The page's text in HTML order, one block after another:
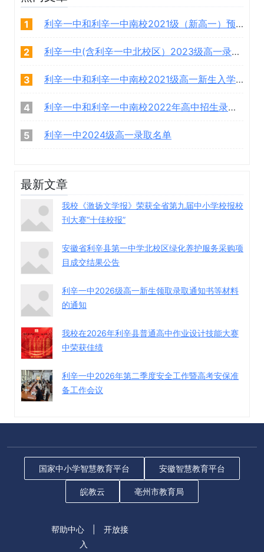
1 利辛一中和利辛一中南校2021级（新高一）预录取学生名单
2 利辛一中(含利辛一中北校区）2023级高一录取学生名单
3 利辛一中和利辛一中南校2021级高一新生入学须知
4 利辛一中和利辛一中南校2022年高中招生录取名单
5 利辛一中2024级高一录取名单
最新文章
我校《激扬文学报》荣获全省第九届中小学校报校
刊大赛“十佳校报”
安徽省利辛县第一中学北校区绿化养护服务采购项
目成交结果公告
利辛一中2026级高一新生领取录取通知书等材料
的通知
我校在2026年利辛县普通高中作业设计技能大赛
中荣获佳绩
利辛一中2026年第二季度安全工作暨高考安保准
备工作会议
国家中小学智慧教育平台 安徽智慧教育平台
皖教云 亳州市教育局
帮助中心
开放接
入